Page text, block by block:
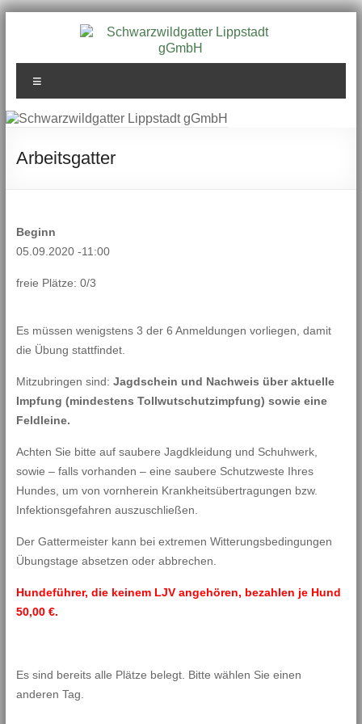
Schwarzwildgatter
Lippstadt gGmbH
Arbeitsgatter
Beginn
05.09.2020 -11:00
freie Plätze: 0/3
Es müssen wenigstens 3 der 6 Anmeldungen vorliegen, damit
die Übung stattfindet.
Mitzubringen sind: Jagdschein und Nachweis über aktuelle
Impfung (mindestens Tollwutschutzimpfung) sowie eine
Feldleine.
Achten Sie bitte auf saubere Jagdkleidung und Schuhwerk,
sowie – falls vorhanden – eine saubere Schutzweste Ihres
Hundes, um von vornherein Krankheitsübertragungen bzw.
Infektionsgefahren auszuschließen.
Der Gattermeister kann bei extremen Witterungsbedingungen
Übungstage absetzen oder abbrechen.
Hundeführer, die keinem LJV angehören, bezahlen je Hund
50,00 €.
Es sind bereits alle Plätze belegt. Bitte wählen Sie einen
anderen Tag.